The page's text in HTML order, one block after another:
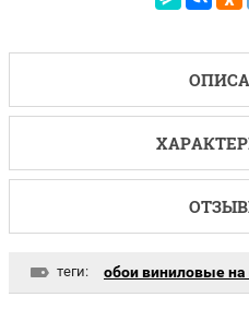
теги: обои виниловые